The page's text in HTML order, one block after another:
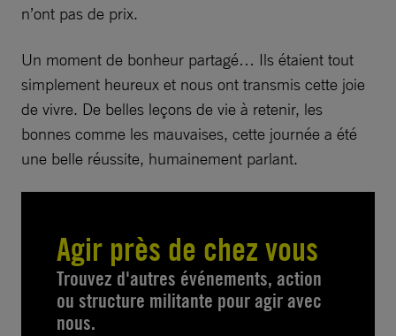
n’ont pas de prix.
Un moment de bonheur partagé… Ils étaient tout
simplement heureux et nous ont transmis cette joie
de vivre. De belles leçons de vie à retenir, les
bonnes comme les mauvaises, cette journée a été
une belle réussite, humainement parlant.
Agir près de chez vous
Trouvez d'autres événements, action
ou structure militante pour agir avec
nous.